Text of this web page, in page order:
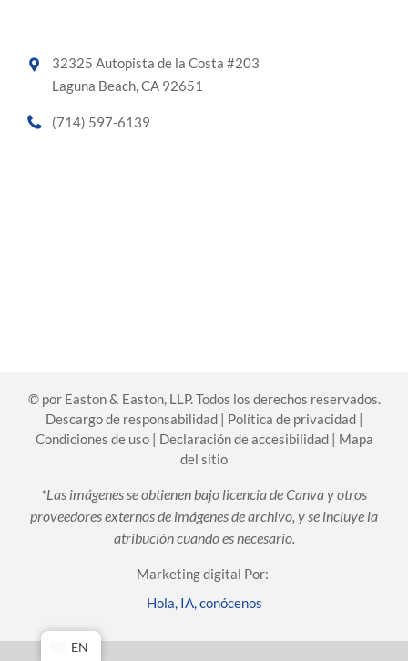
32325 Autopista de la Costa #203
Laguna Beach, CA 92651
(714) 597-6139
© por Easton & Easton, LLP. Todos los derechos reservados.
Descargo de responsabilidad| Política de privacidad|
Condiciones de uso| Declaración de accesibilidad| Mapa
del sitio
*Las imágenes se obtienen bajo licencia de Canva y otros
proveedores externos de imágenes de archivo, y se incluye la
atribución cuando es necesario.
Marketing digital Por:
Hola, IA, conócenos
EN